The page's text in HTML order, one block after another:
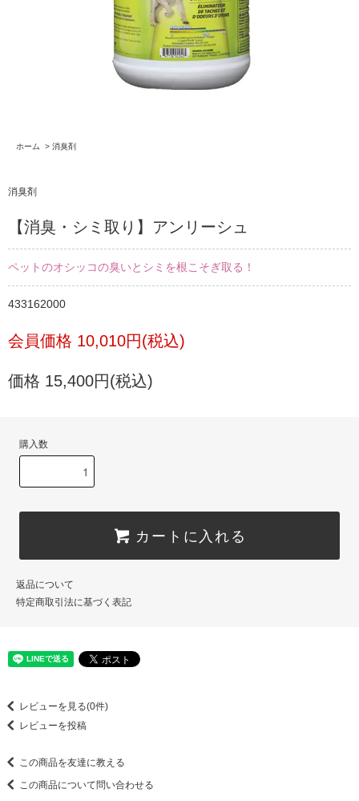
ホーム > 消臭剤
消臭剤
【消臭・シミ取り】アンリーシュ
ペットのオシッコの臭いとシミを根こそぎ取る！
433162000
会員価格 10,010円(税込)
価格 15,400円(税込)
購入数
カートに入れる
返品について
特定商取引法に基づく表記
レビューを見る(0件)
レビューを投稿
この商品を友達に教える
この商品について問い合わせる